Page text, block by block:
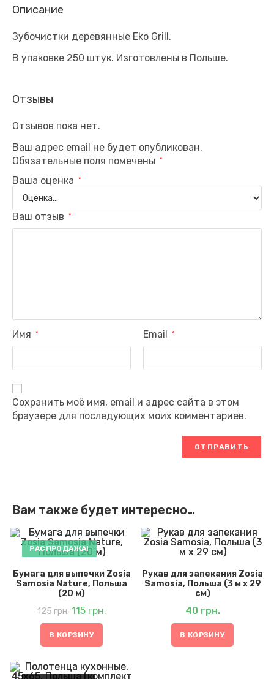
Описание
Зубочистки деревянные Eko Grill.
В упаковке 250 штук. Изготовлены в Польше.
Отзывы
Отзывов пока нет.
Ваш адрес email не будет опубликован.
Обязательные поля помечены
*
Ваша оценка *
Ваш отзыв *
Имя * Email *
Сохранить моё имя, email и адрес сайта в этом
браузере для последующих моих комментариев.
Вам также будет интересно…
РАСПРОДАЖА!
Бумага для выпечки Zosia
Samosia Nature, Польша
(20 м)
125грн. Первоначальная
цена
составляла
125 грн..
115 грн.115 грн..
В КОРЗИНУ
Рукав для запекания Zosia
Samosia, Польша (3 м x 29
см)
40 грн.
В КОРЗИНУ